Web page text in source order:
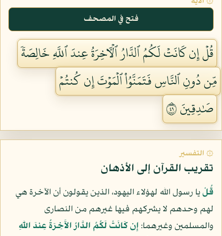
فتح في المصحف
قُلۡ إِن كَانَتۡ لَكُمُ ٱلدَّارُ ٱلۡأٓخِرَةُ عِندَ ٱللَّهِ خَالِصَةٗ
مِّن دُونِ ٱلنَّاسِ فَتَمَنَّوُاْ ٱلۡمَوۡتَ إِن كُنتُمۡ
صَٰدِقِينَ ٩٤
۞ التفسير
تقريب القرآن إلى الأذهان
قُلْيا رسول الله لهؤلاء اليهود، الذين يقولون أن الآخرة هي
لهم وحدهم لا يشركهم فيها غيرهم من النصارى
والمسلمين وغيرهما: إِن كَانَتْ لَكُمُ الدَّارُ الآَخِرَةُ عِندَ اللّهِ